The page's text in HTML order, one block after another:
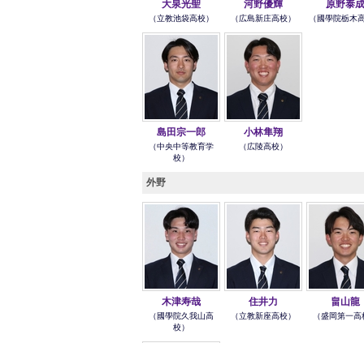
大泉光聖
（立教池袋高校）
河野優輝
（広島新庄高校）
原野泰成
（國學院栃木
島田宗一郎
（中央中等教育学
校）
小林隼翔
（広陵高校）
外野
木津寿哉
（國學院久我山高
校）
住井力
（立教新座高校）
畠山龍
（盛岡第一